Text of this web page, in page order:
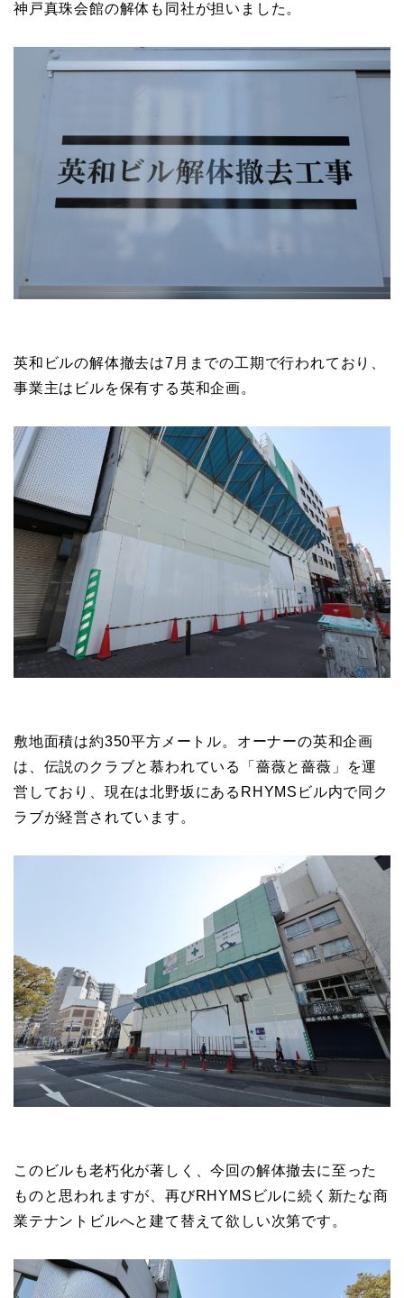
神戸真珠会館の解体も同社が担いました。
英和ビルの解体撤去は7月までの工期で行われており、
事業主はビルを保有する英和企画。
敷地面積は約350平方メートル。オーナーの英和企画
は、伝説のクラブと慕われている「薔薇と薔薇」を運
営しており、現在は北野坂にあるRHYMSビル内で同ク
ラブが経営されています。
このビルも老朽化が著しく、今回の解体撤去に至った
ものと思われますが、再びRHYMSビルに続く新たな商
業テナントビルへと建て替えて欲しい次第です。